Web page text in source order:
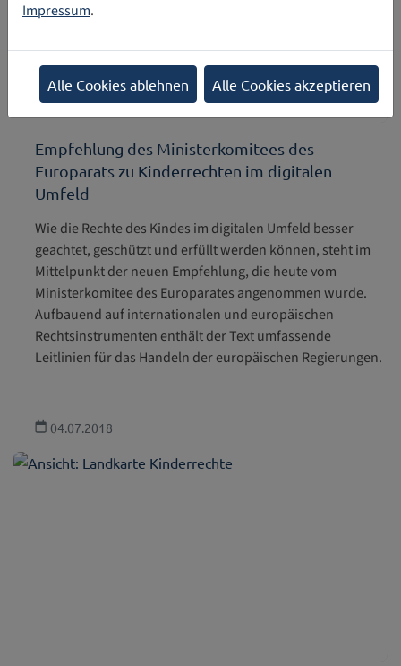
Empfehlung des Ministerkomitees des
Europarats zu Kinderrechten im digitalen
Umfeld
Wie die Rechte des Kindes im digitalen Umfeld besser
geachtet, geschützt und erfüllt werden können, steht im
Mittelpunkt der neuen Empfehlung, die heute vom
Ministerkomitee des Europarates angenommen wurde.
Aufbauend auf internationalen und europäischen
Rechtsinstrumenten enthält der Text umfassende
Leitlinien für das Handeln der europäischen Regierungen.
04.07.2018
Impressum.
Alle Cookies ablehnen Alle Cookies akzeptieren